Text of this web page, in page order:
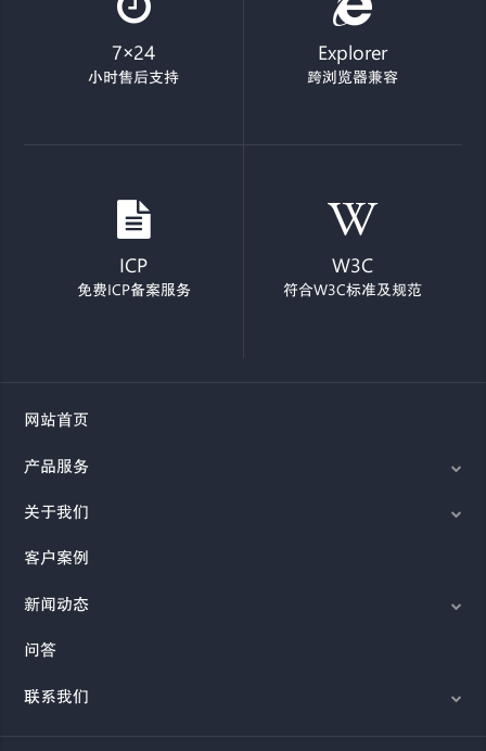
7×24
小时售后支持
Explorer
跨浏览器兼容
ICP
免费ICP备案服务
W3C
符合W3C标准及规范
网站首页
产品服务
关于我们
客户案例
新闻动态
问答
联系我们